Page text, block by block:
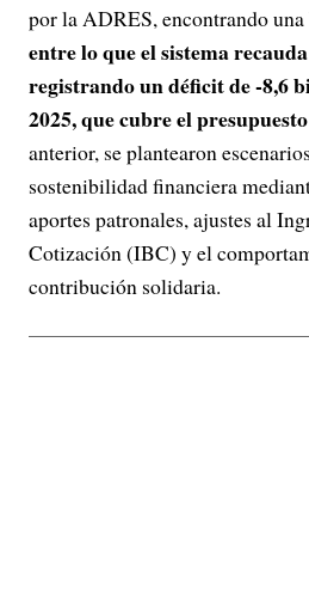
por la ADRES, encontrando una
entre lo que el sistema
registrando un déficit de -8,6
2025, que cubre el
anterior, se plantearon
sostenibilidad financiera
aportes patronales, ajustes al
Cotización (IBC) y el
contribución solidaria.